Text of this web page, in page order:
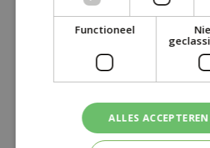
TULPENBUNDEL
ZALM/RZ MIX
Functioneel
ALLES ACCEPTEREN